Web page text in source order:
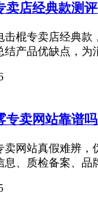
卖店经典款测
击棍专卖店经典
结产品优缺点，为
专卖网站靠谱
卖网站真假难辨
息、质检备案、品